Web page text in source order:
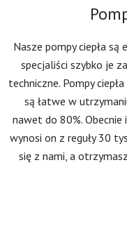
Nasze pompy ciepła
specjaliści szybko je
techniczne. Pompy
są łatwe w
nawet do 80%.
wynosi on z reguły 30
się z nami, a